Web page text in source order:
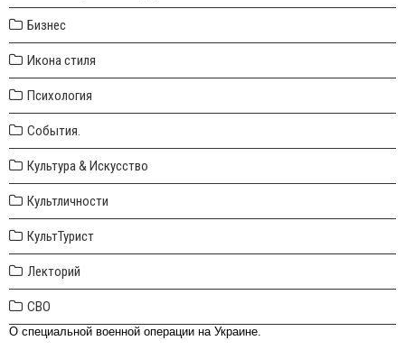
Бизнес
Икона стиля
Психология
События.
Культура & Искусство
Культличности
КультТурист
Лекторий
СВО
О специальной военной операции на Украине.